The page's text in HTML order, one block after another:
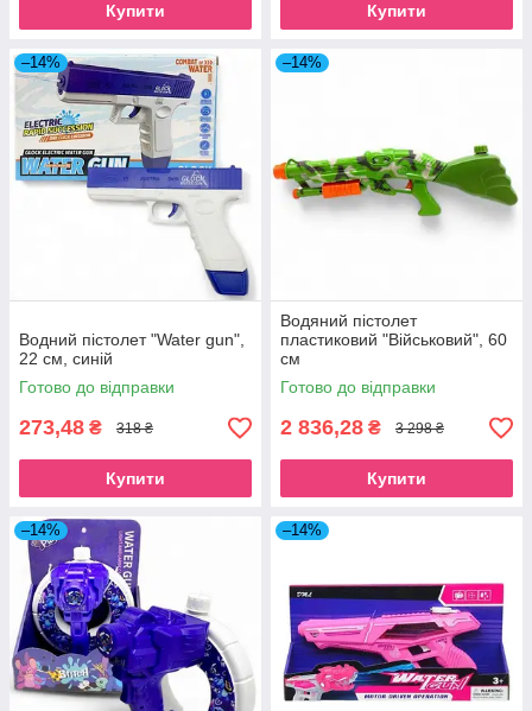
Купити Купити
–14%
Водний пістолет "Water gun",
22 см, синій
Готово до відправки
273,48 ₴ 318 ₴
Купити
–14%
Водяний пістолет
пластиковий "Військовий", 60
см
Готово до відправки
2 836,28 ₴ 3 298 ₴
Купити
–14% –14%